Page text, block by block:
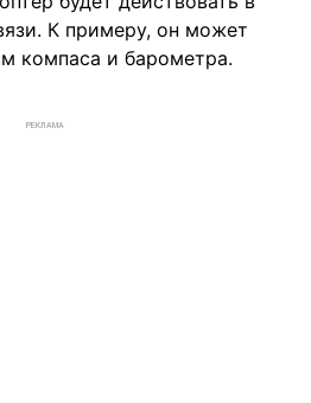
К примеру, он может
компаса и барометра.
РЕКЛАМА